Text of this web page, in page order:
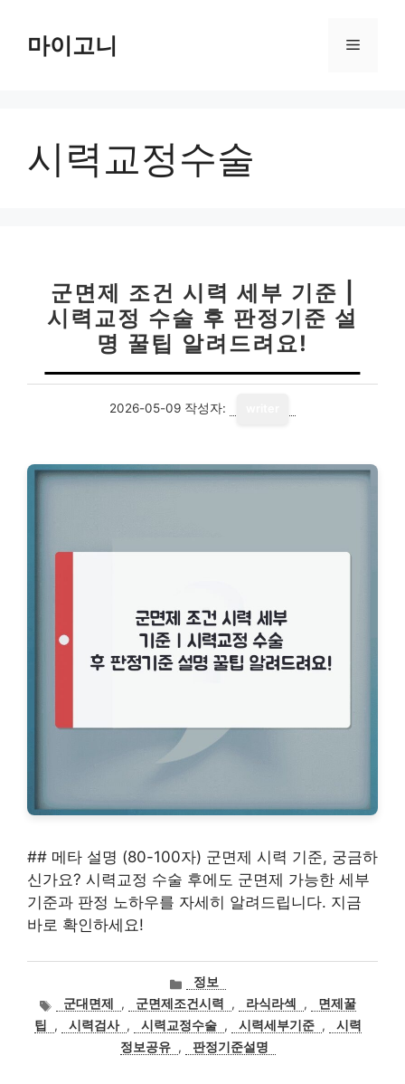
마이고니 메
시력교정수술
군면제 조건 시력 세부 기준 |
시력교정 수술 후 판정기준 설
명 꿀팁 알려드려요!
2026-05-09 작성자:
## 메타 설명 (80-100자) 군면제 시력 기준, 궁금하
신가요? 시력교정 수술 후에도 군면제 가능한 세부
기준과 판정 노하우를 자세히 알려드립니다. 지금
바로 확인하세요!
카
테
고
리
정보
태군대면제 , 군면제조건시력 , 라식라섹 ,
면제꿀
팁
, 시력검사 , 시력교정수술 , 시력세부기준 ,
시력
정보공유 , 판정기준설명